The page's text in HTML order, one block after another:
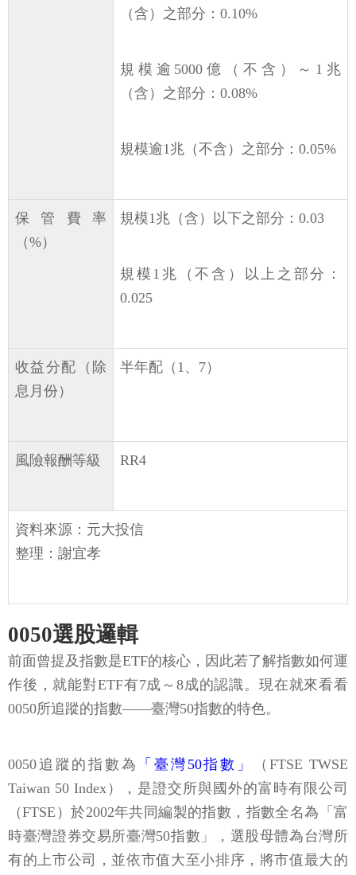
（含）之部分：0.10%
規模逾5000億（不含）～1兆
（含）之部分：0.08%
規模逾1兆（不含）之部分：0.05%
保管費率
（%）
規模1兆（含）以下之部分：0.03
規模1兆（不含）以上之部分：
0.025
收益分配（除
息月份）
半年配（1、7）
風險報酬等級 RR4
資料來源：元大投信
整理：謝宜孝
0050選股邏輯
前面曾提及指數是ETF的核心，因此若了解指數如何運
作後，就能對ETF有7成～8成的認識。現在就來看看
0050所追蹤的指數——臺灣50指數的特色。
0050追蹤的指數為 「臺灣50指數」
（FTSE TWSE
Taiwan 50 Index），是證交所與國外的富時有限公司
（FTSE）於2002年共同編製的指數，指數全名為「富
時臺灣證券交易所臺灣50指數」，選股母體為台灣所
有的上市公司，並依市值大至小排序，將市值最大的